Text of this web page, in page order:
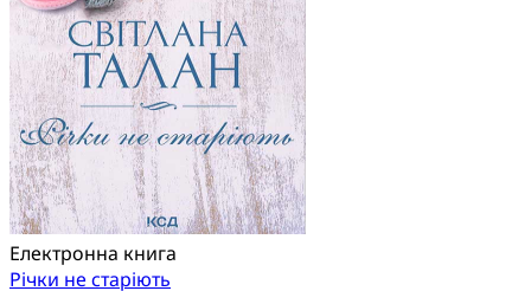
Електронна книга
Річки не старіють